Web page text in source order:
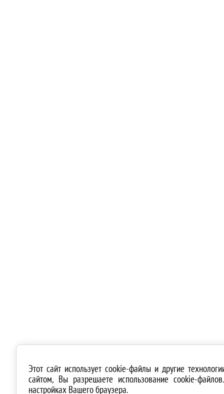
Этот сайт использует cookie-файлы и другие
сайтом, Вы разрешаете использование cookie-
настройках Вашего браузера.